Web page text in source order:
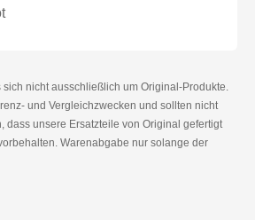
nicht ausschließlich um Original-Produkte.
und Vergleichzwecken und sollten nicht
unsere Ersatzteile von Original gefertigt
Warenabgabe nur solange der